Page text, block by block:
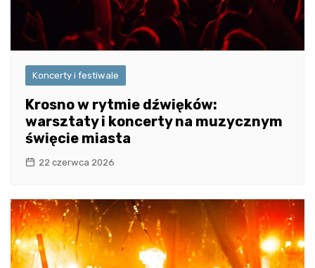
Koncerty i festiwale
Krosno w rytmie dźwięków:
warsztaty i koncerty na muzycznym
święcie miasta
22 czerwca 2026